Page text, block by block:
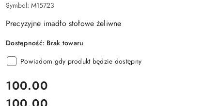
Symbol: M15723
Precyzyjne imadło stołowe żeliwne
Dostępność: Brak towaru
Powiadom gdy produkt będzie dostępny
cena:
100.00
Cena: